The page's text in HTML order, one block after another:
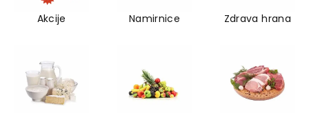
Akcije Namirnice Zdrava hrana